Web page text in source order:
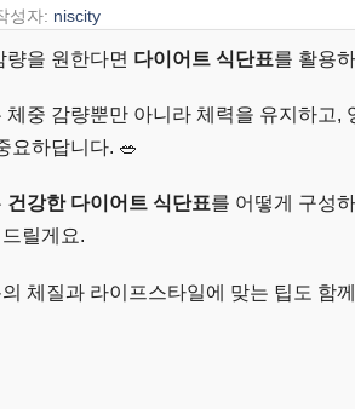
성자: niscity
량을 원한다면 다이어트 식단표를 활용
체중 감량뿐만 아니라 체력을 유지하고,
요하답니다. 🥗
건강한 다이어트 식단표를 어떻게 구성
릴게요.
체질과 라이프스타일에 맞는 팁도 함